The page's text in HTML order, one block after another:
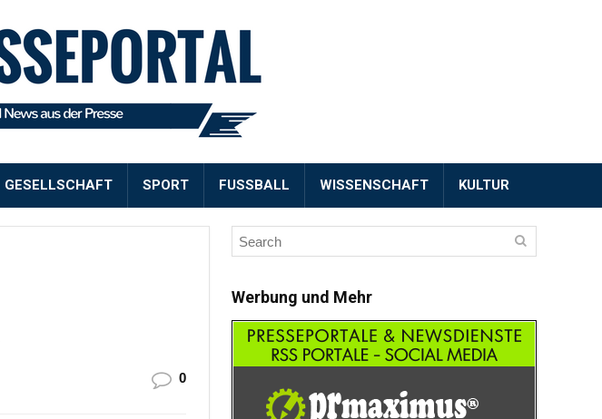
GESELLSCHAFT SPORT FUSSBALL WISSENSCHAFT KULTUR
0
Werbung und Mehr